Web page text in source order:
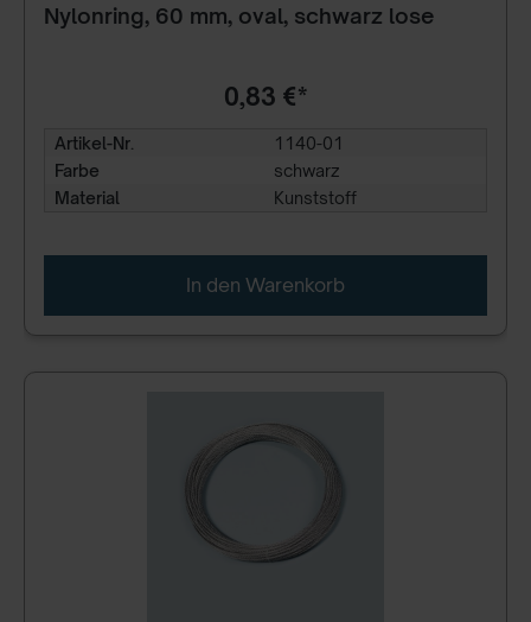
Nylonring, 60 mm, oval, schwarz lose
0,83 €*
Artikel-Nr.
1140-01
Farbe
schwarz
Material
Kunststoff
In den Warenkorb